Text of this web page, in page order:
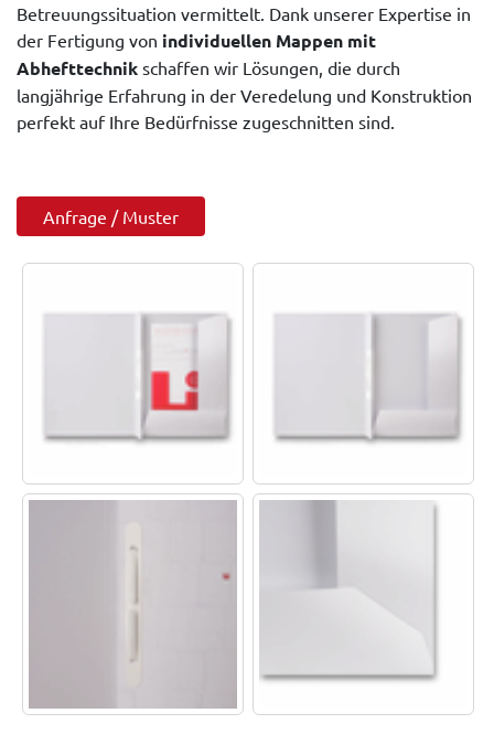
Betreuungssituation vermittelt. Dank unserer Expertise in
der Fertigung von individuellen Mappen mit
Abhefttechnik schaffen wir Lösungen, die durch
langjährige Erfahrung in der Veredelung und Konstruktion
perfekt auf Ihre Bedürfnisse zugeschnitten sind.
Anfrage / Muster